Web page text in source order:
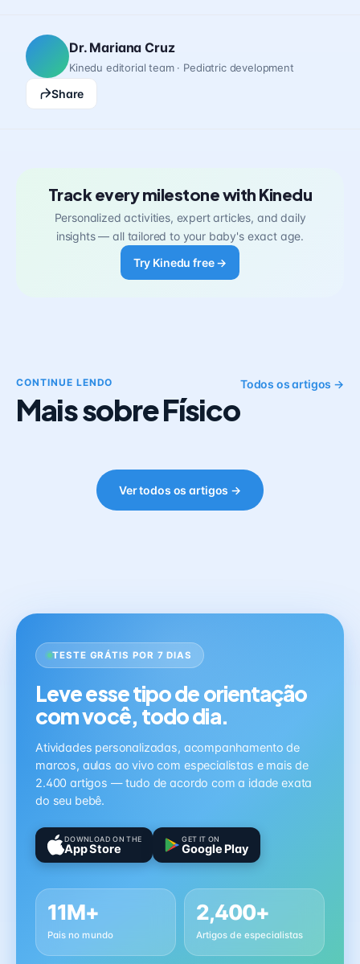
Dr. Mariana Cruz
Kinedu editorial team · Pediatric development
Share
Track every milestone with Kinedu
Personalized activities, expert articles, and daily
insights — all tailored to your baby's exact age.
Try Kinedu free →
CONTINUE LENDO
Mais sobre Físico
Todos os artigos →
Ver todos os artigos →
TESTE GRÁTIS POR 7 DIAS
Leve esse tipo de orientação
com você, todo dia.
Atividades personalizadas, acompanhamento de
marcos, aulas ao vivo com especialistas e mais de
2.400 artigos — tudo de acordo com a idade exata
do seu bebê.
DOWNLOAD ON THE
App Store
GET IT ON
Google Play
11M+
Pais no mundo
2,400+
Artigos de especialistas